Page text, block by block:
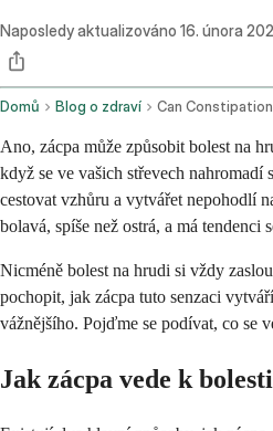
Naposledy aktualizováno 16. února
Domů Blog o zdraví
Ano, zácpa může způsobit bolest na
když se ve vašich střevech nahromadí
cestovat vzhůru a vytvářet nepohodlí
bolavá, spíše než ostrá, a má tendenci
Nicméně bolest na hrudi si vždy
pochopit, jak zácpa tuto senzaci
vážnějšího. Pojďme se podívat, co se
Jak zácpa vede k